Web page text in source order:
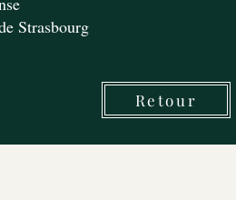
Strasbourg
Retour